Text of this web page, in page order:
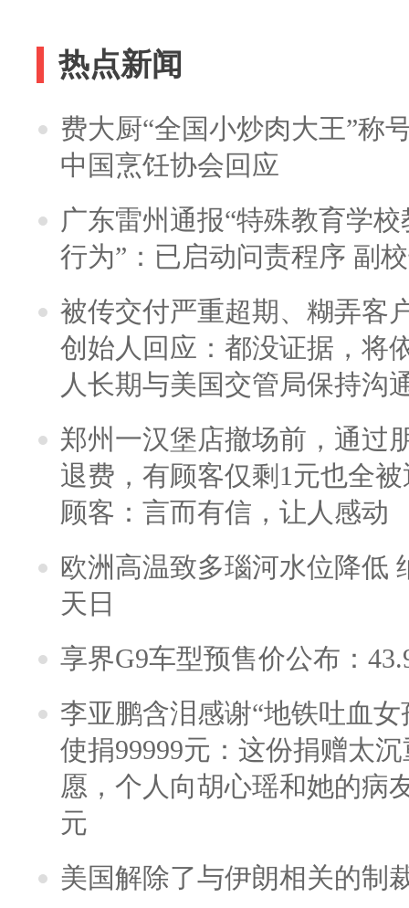
热点新闻
费大厨“全国小炒肉大王”称
中国烹饪协会回应
广东雷州通报“特殊教育学
行为”：已启动问责程序 副
被传交付严重超期、糊弄客
创始人回应：都没证据，将
人长期与美国交管局保持沟
郑州一汉堡店撤场前，通过
退费，有顾客仅剩1元也全
顾客：言而有信，让人感动
欧洲高温致多瑙河水位降低
天日
享界G9车型预售价公布：
李亚鹏含泪感谢“地铁吐血
使捐99999元：这份捐赠太
愿，个人向胡心瑶和她的病
元
美国解除了与伊朗相关的制